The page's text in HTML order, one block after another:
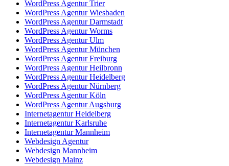
WordPress Agentur Trier
WordPress Agentur Wiesbaden
WordPress Agentur Darmstadt
WordPress Agentur Worms
WordPress Agentur Ulm
WordPress Agentur München
WordPress Agentur Freiburg
WordPress Agentur Heilbronn
WordPress Agentur Heidelberg
WordPress Agentur Nürnberg
WordPress Agentur Köln
WordPress Agentur Augsburg
Internetagentur Heidelberg
Internetagentur Karlsruhe
Internetagentur Mannheim
Webdesign Agentur
Webdesign Mannheim
Webdesign Mainz